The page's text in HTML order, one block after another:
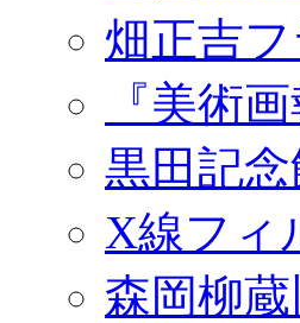
畑正吉
『美術
黒田記
X線フィ
森岡柳